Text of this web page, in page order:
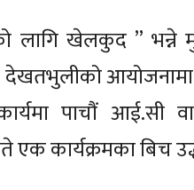
लागि खेलकुद ” भन्ने
देखतभुलीको
पाचौं आई.सी
एक कार्यक्रमका बिच